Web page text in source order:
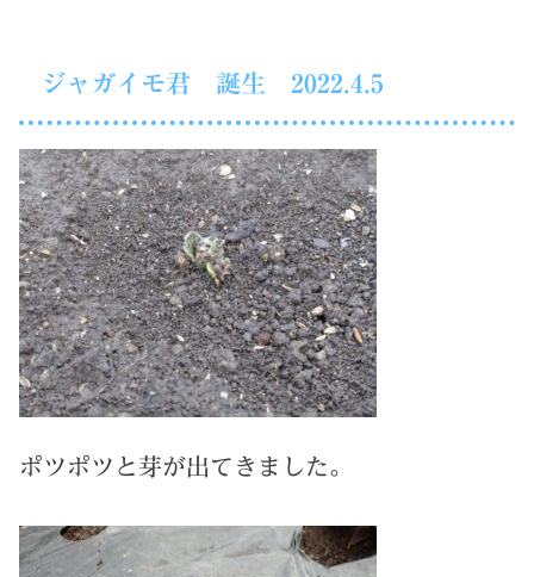
ジャガイモ君 誕生 2022.4.5
ポツポツと芽が出てきました。